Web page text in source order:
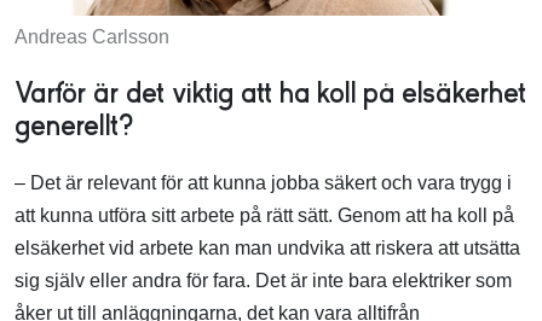
Andreas Carlsson
Varför är det viktig att ha koll på elsäkerhet
generellt?
– Det är relevant för att kunna jobba säkert och vara trygg i
att kunna utföra sitt arbete på rätt sätt. Genom att ha koll på
elsäkerhet vid arbete kan man undvika att riskera att utsätta
sig själv eller andra för fara. Det är inte bara elektriker som
åker ut till anläggningarna, det kan vara alltifrån